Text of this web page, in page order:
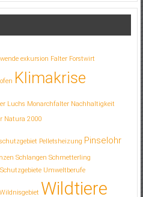
exkursion Falter Forstwirt
Klimakrise
Luchs Monarchfalter Nachhaltigkeit
Natura 2000
Pelletsheizung Pinselohr
Schlangen Schmetterling
Schutzgebiete Umweltberufe
Wildnisgebiet Wildtiere